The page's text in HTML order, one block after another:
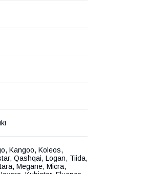
Kangoo, Koleos,
Qashqai, Logan, Tiida,
Megane, Micra,